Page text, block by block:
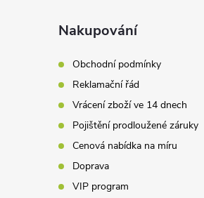
r
v
k
y
v
ý
Nakupování
Obchodní podmínky
Reklamační řád
Vrácení zboží ve 14 dnech
Pojištění prodloužené záruky
Cenová nabídka na míru
Doprava
VIP program